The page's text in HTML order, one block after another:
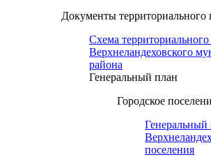
Документы территориального
Схема
Верхнеландеховского
района
Генеральный план
Городское
Генеральный
поселения